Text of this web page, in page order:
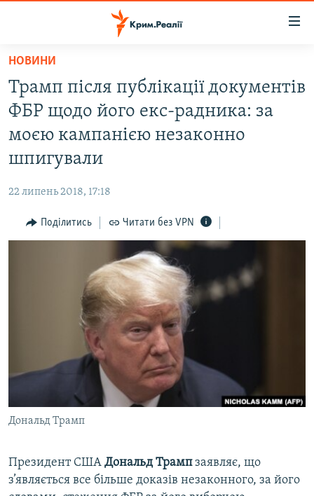
Перейти
основного
матеріалу
до
основної
Перейти
пошуку
ВОДА.КРИМ
ІНТЕРВ'Ю
СПЕЦПРОЕКТИ
ВІДЕОУРОКИ «ELIFBE»
СВІДЧЕННЯ ОКУПАЦІЇ
УКРАЇНСЬКА ПРОБЛЕМА КРИМУ
ІНФОГРАФІКА
ЯК ОБІЙТИ БЛОКУВАННЯ
Qırımtatar
Усі сайти RFE/RL
НОВИНИ
Трамп після публікації документів
ФБР щодо його екс-радника: за
моєю кампанією незаконно
шпигували
22 липень 2018, 17:18
Поділитись Читати без VPN
Дональд Трамп
Президент США Дональд Трампзаявляє, що
з’являється все більше доказів незаконного, за його